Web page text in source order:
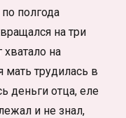
полгода
на три
на
мать трудилась в
деньги отца, еле
и не знал,